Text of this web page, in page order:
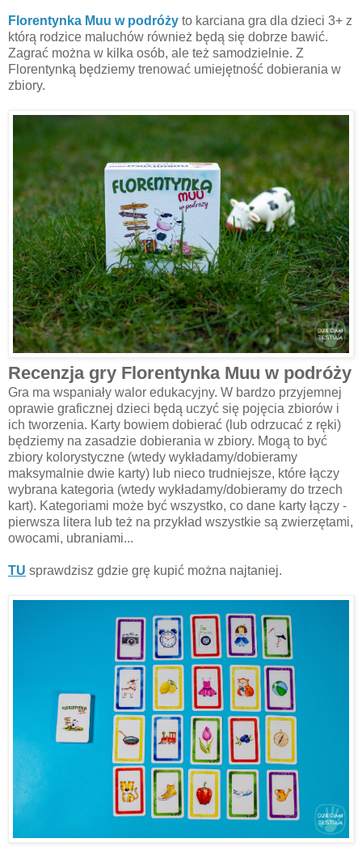
Florentynka Muu w podróży to karciana gra dla dzieci 3+ z
którą rodzice maluchów również będą się dobrze bawić.
Zagrać można w kilka osób, ale też samodzielnie. Z
Florentynką będziemy trenować umiejętność dobierania w
zbiory.
Recenzja gry Florentynka Muu w podróży
Gra ma wspaniały walor edukacyjny. W bardzo przyjemnej
oprawie graficznej dzieci będą uczyć się pojęcia zbiorów i
ich tworzenia. Karty bowiem dobierać (lub odrzucać z ręki)
będziemy na zasadzie dobierania w zbiory. Mogą to być
zbiory kolorystyczne (wtedy wykładamy/dobieramy
maksymalnie dwie karty) lub nieco trudniejsze, które łączy
wybrana kategoria (wtedy wykładamy/dobieramy do trzech
kart). Kategoriami może być wszystko, co dane karty łączy -
pierwsza litera lub też na przykład wszystkie są zwierzętami,
owocami, ubraniami...
TU sprawdzisz gdzie grę kupić można najtaniej.